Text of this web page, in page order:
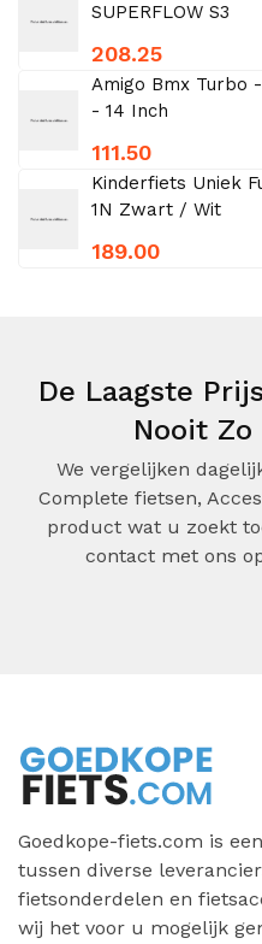
SUPERFLOW S3
208.25
Amigo Bmx Turbo
- 14 Inch
111.50
Kinderfiets Uniek
1N Zwart / Wit
189.00
De Laagste
Nooit
We vergelijken
Complete fietsen,
product wat u zoekt
contact met ons
Goedkope-fiets.com is
tussen diverse
fietsonderdelen en
wij het voor u mogelijk